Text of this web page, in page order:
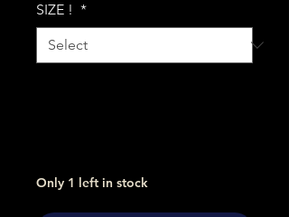
SIZE ! *
Only 1 left in stock